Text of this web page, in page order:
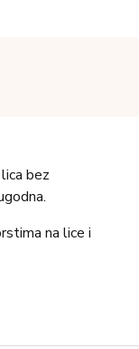
bez
na lice i